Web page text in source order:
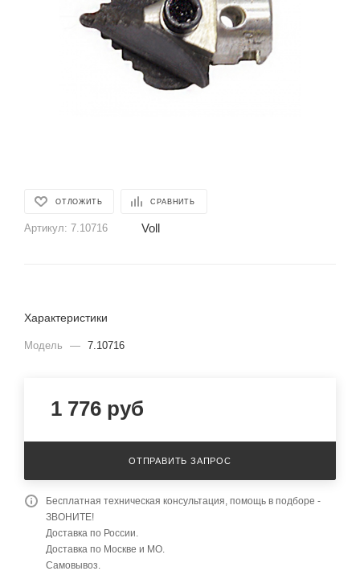
ОТЛОЖИТЬ СРАВНИТЬ
Артикул: 7.10716 Voll
Характеристики
Модель — 7.10716
1 776 руб
ОТПРАВИТЬ ЗАПРОС
Бесплатная техническая консультация, помощь в подборе -
ЗВОНИТЕ!
Доставка по России.
Доставка по Москве и МО.
Самовывоз.